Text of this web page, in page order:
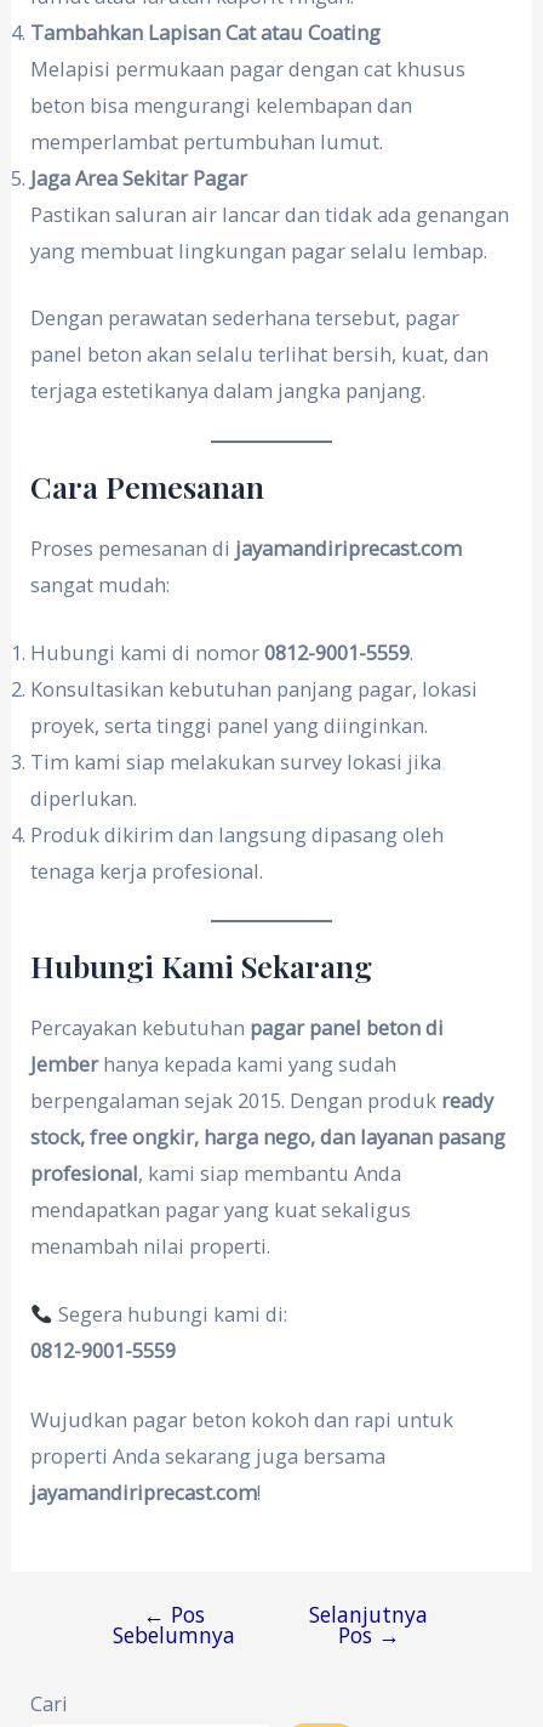
Tambahkan Lapisan Cat atau Coating
Melapisi permukaan pagar dengan cat khusus
beton bisa mengurangi kelembapan dan
memperlambat pertumbuhan lumut.
Jaga Area Sekitar Pagar
Pastikan saluran air lancar dan tidak ada genangan
yang membuat lingkungan pagar selalu lembap.
Dengan perawatan sederhana tersebut, pagar
panel beton akan selalu terlihat bersih, kuat, dan
terjaga estetikanya dalam jangka panjang.
Cara Pemesanan
Proses pemesanan di jayamandiriprecast.com
sangat mudah:
Hubungi kami di nomor0812-9001-5559.
Konsultasikan kebutuhan panjang pagar, lokasi
proyek, serta tinggi panel yang diinginkan.
Tim kami siap melakukan survey lokasi jika
diperlukan.
Produk dikirim dan langsung dipasang oleh
tenaga kerja profesional.
Hubungi Kami Sekarang
Percayakan kebutuhan pagar panel beton di
Jemberhanya kepada kami yang sudah
berpengalaman sejak 2015. Dengan produk ready
stock, free ongkir, harga nego, dan layanan pasang
profesional, kami siap membantu Anda
mendapatkan pagar yang kuat sekaligus
menambah nilai properti.
Segera hubungi kami di:
0812-9001-5559
Wujudkan pagar beton kokoh dan rapi untuk
properti Anda sekarang juga bersama
jayamandiriprecast.com!
Navigasi
← Pos
Sebelumnya
Selanjutnya
Pos →
Cari